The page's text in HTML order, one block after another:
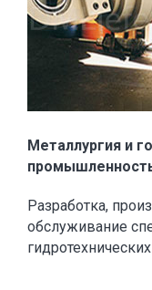
Металлургия и
Разработка,
обслуживание